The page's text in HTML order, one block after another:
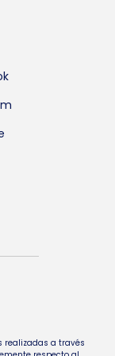
realizadas a través